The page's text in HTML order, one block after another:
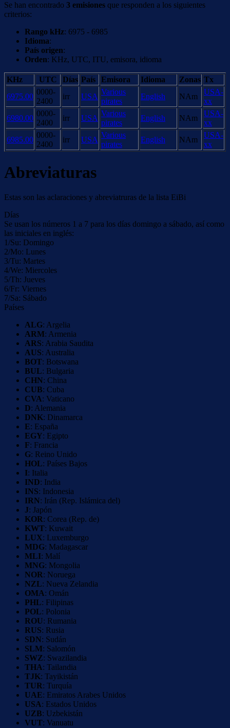
Se han encontrado 3 emisiones que responden a los siguientes
criterios:
Rango kHz: 6975 - 6985
Idioma:
País origen:
Orden: KHz, UTC, ITU, emisora, idioma
KHz UTC Días País Emisora Idioma Zonas Tx
6975.00
0000-
2400
irr USA
Various
pirates
English NAm
USA-
xx
6980.00
0000-
2400
irr USA
Various
pirates
English NAm
USA-
xx
6985.00
0000-
2400
irr USA
Various
pirates
English NAm
USA-
xx
Abreviaturas
Estas son las aclaraciones y abreviatruras de la lista EiBi
Días
Se usan los números 1 a 7 para los días domingo a sábado, así como
las iniciales en inglés:
1/Su: Domingo
2/Mo: Lunes
3/Tu: Martes
4/We: Miercoles
5/Th: Jueves
6/Fr: Viernes
7/Sa: Sábado
Países
ALG: Argelia
ARM: Armenia
ARS: Arabia Saudita
AUS: Australia
BOT: Botswana
BUL: Bulgaria
CHN: China
CUB: Cuba
CVA: Vaticano
D: Alemania
DNK: Dinamarca
E: España
EGY: Egipto
F: Francia
G: Reino Unido
HOL: Países Bajos
I: Italia
IND: India
INS: Indonesia
IRN: Irán (Rep. Islámica del)
J: Japón
KOR: Corea (Rep. de)
KWT: Kuwait
LUX: Luxemburgo
MDG: Madagascar
MLI: Malí
MNG: Mongolia
NOR: Noruega
NZL: Nueva Zelandia
OMA: Omán
PHL: Filipinas
POL: Polonia
ROU: Rumania
RUS: Rusia
SDN: Sudán
SLM: Salomón
SWZ: Swazilandia
THA: Tailandia
TJK: Tayikistán
TUR: Turquía
UAE: Emiratos Arabes Unidos
USA: Estados Unidos
UZB: Uzbekistán
VUT: Vanuatu